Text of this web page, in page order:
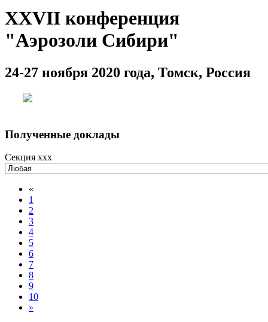
XXVII конференция
"Аэрозоли Сибири"
24-27 ноября 2020 года, Томск, Россия
Полученные доклады
Секция xxx
«
1
2
3
4
5
6
7
8
9
10
»